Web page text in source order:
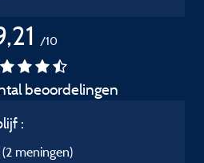
/10
beoordelingen
:
(2 meningen)